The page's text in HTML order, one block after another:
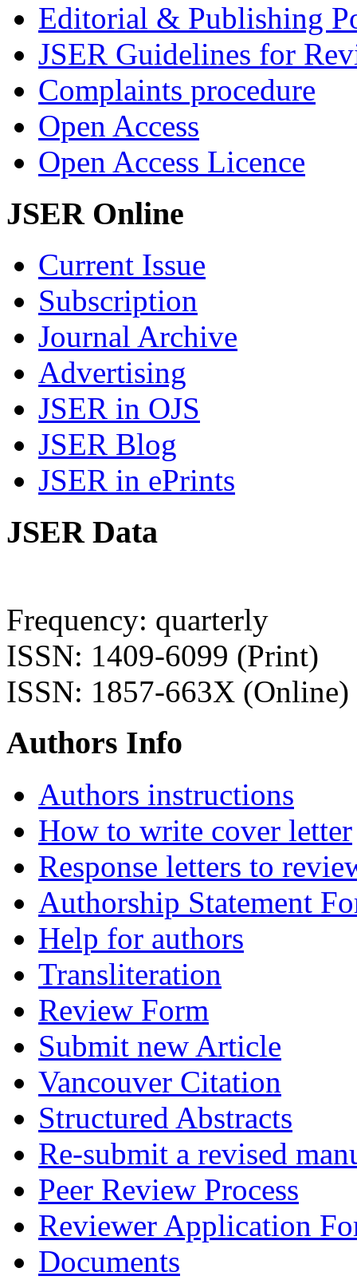
Editorial & Publishing
JSER Guidelines for
Complaints procedure
Open Access
Open Access Licence
JSER Online
Current Issue
Subscription
Journal Archive
Advertising
JSER in OJS
JSER Blog
JSER in ePrints
JSER Data
Frequency: quarterly
ISSN: 1409-6099 (Print)
ISSN: 1857-663X (Online)
Authors Info
Authors instructions
How to write cover letter
Response letters to
Authorship Statement
Help for authors
Transliteration
Review Form
Submit new Article
Vancouver Citation
Structured Abstracts
Re-submit a revised
Peer Review Process
Reviewer Application
Documents